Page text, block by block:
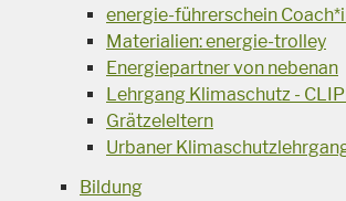
energie-führerschein
Materialien: energie-trolley
Energiepartner von nebenan
Lehrgang Klimaschutz -
Grätzeleltern
Urbaner
Bildung